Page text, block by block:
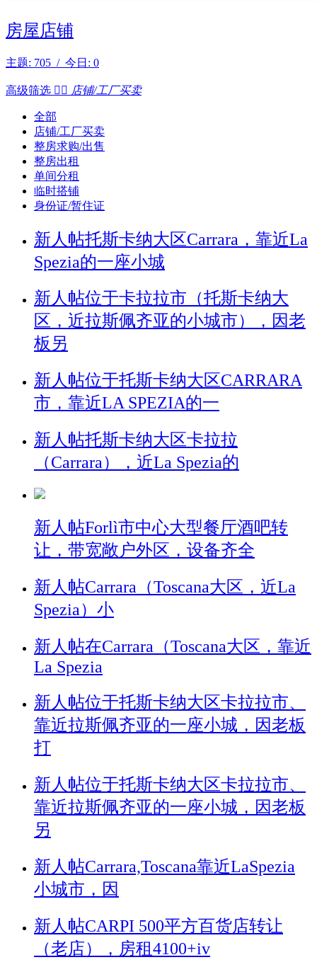
房屋店铺
主题: 705 / 今日: 0
高级筛选   店铺/工厂买卖
全部
店铺/工厂买卖
整房求购/出售
整房出租
单间分租
临时搭铺
身份证/暂住证
新人帖托斯卡纳大区Carrara，靠近La
Spezia的一座小城
新人帖位于卡拉拉市（托斯卡纳大
区，近拉斯佩齐亚的小城市），因老
板另
新人帖位于托斯卡纳大区CARRARA
市，靠近LA SPEZIA的一
新人帖托斯卡纳大区卡拉拉
（Carrara），近La Spezia的
新人帖Forlì市中心大型餐厅酒吧转
让，带宽敞户外区，设备齐全
新人帖Carrara（Toscana大区，近La
Spezia）小
新人帖在Carrara（Toscana大区，靠近
La Spezia
新人帖位于托斯卡纳大区卡拉拉市、
靠近拉斯佩齐亚的一座小城，因老板
打
新人帖位于托斯卡纳大区卡拉拉市、
靠近拉斯佩齐亚的一座小城，因老板
另
新人帖Carrara,Toscana靠近LaSpezia
小城市，因
新人帖CARPI 500平方百货店转让
（老店），房租4100+iv